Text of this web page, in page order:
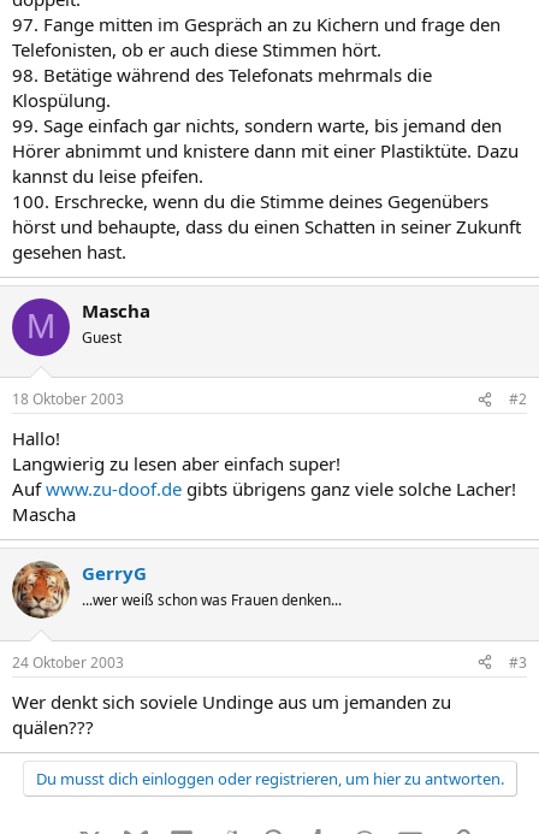
97. Fange mitten im Gespräch an zu Kichern und frage den
Telefonisten, ob er auch diese Stimmen hört.
98. Betätige während des Telefonats mehrmals die
Klospülung.
99. Sage einfach gar nichts, sondern warte, bis jemand den
Hörer abnimmt und knistere dann mit einer Plastiktüte. Dazu
kannst du leise pfeifen.
100. Erschrecke, wenn du die Stimme deines Gegenübers
hörst und behaupte, dass du einen Schatten in seiner Zukunft
gesehen hast.
M Mascha
Guest
18 Oktober 2003 #2
Hallo!
Langwierig zu lesen aber einfach super!
Aufwww.zu-doof.de gibts übrigens ganz viele solche Lacher!
Mascha
GerryG
...wer weiß schon was Frauen denken...
24 Oktober 2003 #3
Wer denkt sich soviele Undinge aus um jemanden zu
quälen???
Du musst dich einloggen oder registrieren, um hier zu antworten.